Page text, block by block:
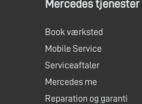
Mercedes tjenester
Book værksted
Mobile Service
Serviceaftaler
Mercedes me
Reparation og garanti